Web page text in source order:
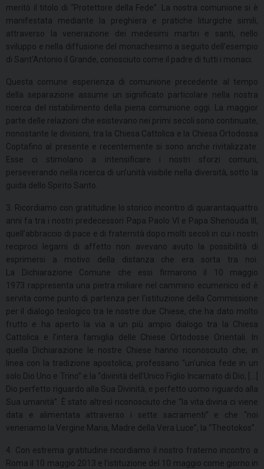
meritò il titolo di “Protettore della Fede”. La nostra comunione si è
manifestata mediante la preghiera e pratiche liturgiche simili,
attraverso la venerazione dei medesimi martiri e santi, nello
sviluppo e nella diffusione del monachesimo a seguito dell’esempio
di Sant’Antonio il Grande, conosciuto come il padre di tutti i monaci.
Questa comune esperienza di comunione precedente al tempo
della separazione assume un significato particolare nella nostra
ricerca del ristabilimento della piena comunione oggi. La maggior
parte delle relazioni che esistevano nei primi secoli sono continuate,
nonostante le divisioni, tra la Chiesa Cattolica e la Chiesa Ortodossa
Coptafino al presente e recentemente si sono anche rivitalizzate.
Esse ci stimolano a intensificare i nostri sforzi comuni,
perseverando nella ricerca di un’unità visibile nella diversità, sotto la
guida dello Spirito Santo.
3. Ricordiamo con gratitudine lo storico incontro di quarantaquattro
anni fa tra i nostri predecessori Papa Paolo VI e Papa Shenouda III,
quell’abbraccio di pace e di fraternità dopo molti secoli in cui i nostri
reciproci legami di affetto non avevano avuto la possibilità di
esprimersi a motivo della distanza che era sorta tra noi.
La Dichiarazione Comune che essi firmarono il 10 maggio
1973 rappresenta una pietra miliare nel cammino ecumenico ed è
servita come punto di partenza per l’istituzione della Commissione
per il dialogo teologico tra le nostre due Chiese, che ha dato molto
frutto e ha aperto la via a un più ampio dialogo tra la Chiesa
Cattolica e l’intera famiglia delle Chiese Ortodosse Orientali. In
quella Dichiarazione le nostre Chiese hanno riconosciuto che, in
linea con la tradizione apostolica, professano “un’unica fede in un
solo Dio Uno e Trino” e la “divinità dell’Unico Figlio Incarnato di Dio, […]
Dio perfetto riguardo alla Sua Divinità, e perfetto uomo riguardo alla
Sua umanità”. È stato altresì riconosciuto che “la vita divina ci viene
data e alimentata attraverso i sette sacramenti” e che “noi
veneriamo la Vergine Maria, Madre della Vera Luce”, la “Theotokos”.
4. Con estrema gratitudine ricordiamo il nostro fraterno incontro a
Roma il 10 maggio 2013 e l’istituzione del 10 maggio come giorno in